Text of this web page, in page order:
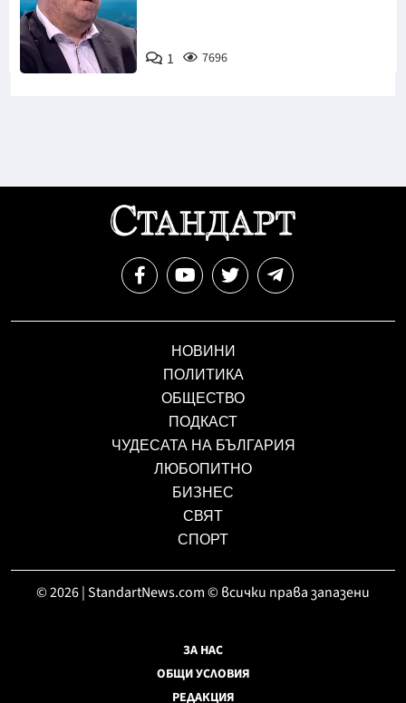
Снимка: бТВ 1 7696
НОВИНИ
ПОЛИТИКА
ОБЩЕСТВО
ПОДКАСТ
ЧУДЕСАТА НА БЪЛГАРИЯ
ЛЮБОПИТНО
БИЗНЕС
СВЯТ
СПОРТ
© 2026 | StandartNews.com © всички права запазени
ЗА НАС
ОБЩИ УСЛОВИЯ
РЕДАКЦИЯ